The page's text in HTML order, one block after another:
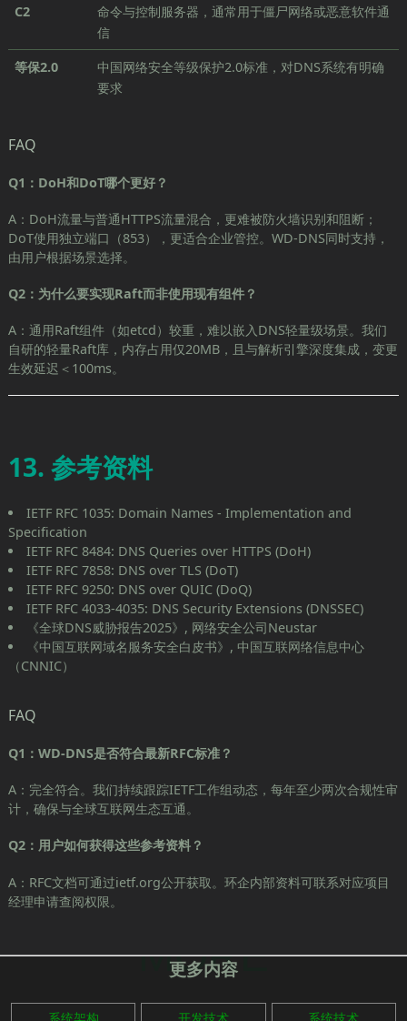
C2
命令与控制服务器，通常用于僵尸网络或恶意软件通
信
等保2.0
中国网络安全等级保护2.0标准，对DNS系统有明确
要求
FAQ
Q1：DoH和DoT哪个更好？
A：DoH流量与普通HTTPS流量混合，更难被防火墙识别和阻断；
DoT使用独立端口（853），更适合企业管控。WD-DNS同时支持，
由用户根据场景选择。
Q2：为什么要实现Raft而非使用现有组件？
A：通用Raft组件（如etcd）较重，难以嵌入DNS轻量级场景。我们
自研的轻量Raft库，内存占用仅20MB，且与解析引擎深度集成，变更
生效延迟＜100ms。
13. 参考资料
IETF RFC 1035: Domain Names - Implementation and
Specification
IETF RFC 8484: DNS Queries over HTTPS (DoH)
IETF RFC 7858: DNS over TLS (DoT)
IETF RFC 9250: DNS over QUIC (DoQ)
IETF RFC 4033-4035: DNS Security Extensions (DNSSEC)
《全球DNS威胁报告2025》, 网络安全公司Neustar
《中国互联网域名服务安全白皮书》, 中国互联网络信息中心
（CNNIC）
FAQ
Q1：WD-DNS是否符合最新RFC标准？
A：完全符合。我们持续跟踪IETF工作组动态，每年至少两次合规性审
计，确保与全球互联网生态互通。
Q2：用户如何获得这些参考资料？
A：RFC文档可通过ietf.org公开获取。环企内部资料可联系对应项目
经理申请查阅权限。
MORE
更多内容